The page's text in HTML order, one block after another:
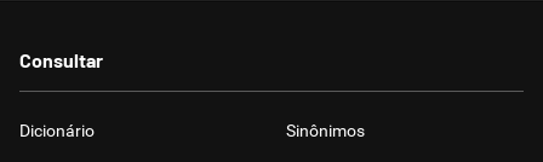
Consultar
Dicionário Sinônimos